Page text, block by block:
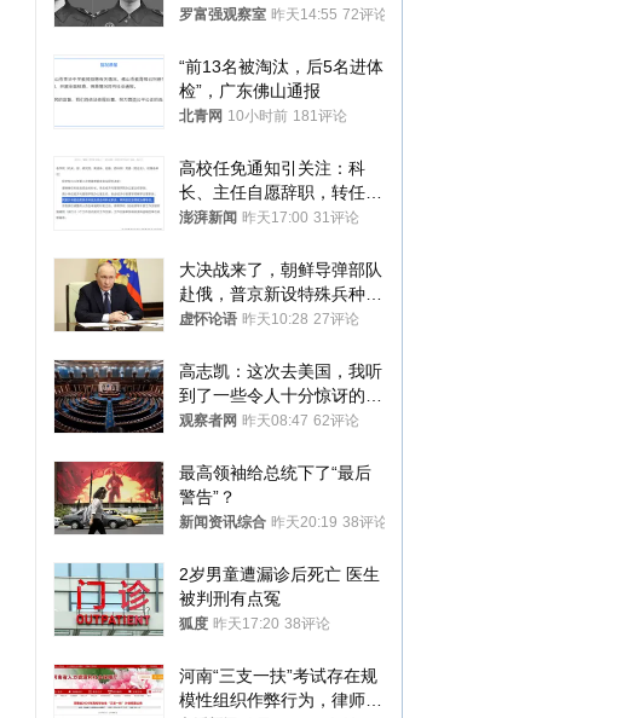
中
罗富强观察室 昨天14:55 72评论
“前13名被淘汰，后5名进体
检”，广东佛山通报
北青网 10小时前 181评论
高校任免通知引关注：科
长、主任自愿辞职，转任思
政辅导员
澎湃新闻 昨天17:00 31评论
大决战来了，朝鲜导弹部队
赴俄，普京新设特殊兵种，
76岁老将扛旗
虚怀论语 昨天10:28 27评论
高志凯：这次去美国，我听
到了一些令人十分惊讶的消
息
观察者网 昨天08:47 62评论
最高领袖给总统下了“最后
警告”？
新闻资讯综合 昨天20:19 38评论
2岁男童遭漏诊后死亡 医生
被判刑有点冤
狐度 昨天17:20 38评论
河南“三支一扶”考试存在规
模性组织作弊行为，律师：